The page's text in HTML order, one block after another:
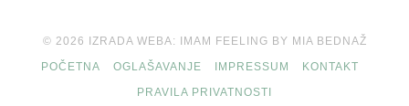
© 2026 IZRADA WEBA: IMAM FEELING BY MIA BEDNAŽ
POČETNA
OGLAŠAVANJE IMPRESSUM
KONTAKT
PRAVILA PRIVATNOSTI